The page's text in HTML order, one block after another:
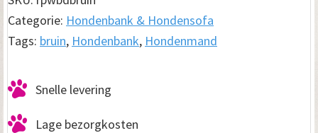
Categorie: Hondenbank & Hondensofa
Tags: bruin, Hondenbank, Hondenmand
Snelle levering
Lage bezorgkosten